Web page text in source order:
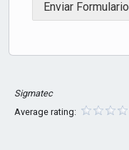
Enviar Formulario
Sigmatec
Average rating: